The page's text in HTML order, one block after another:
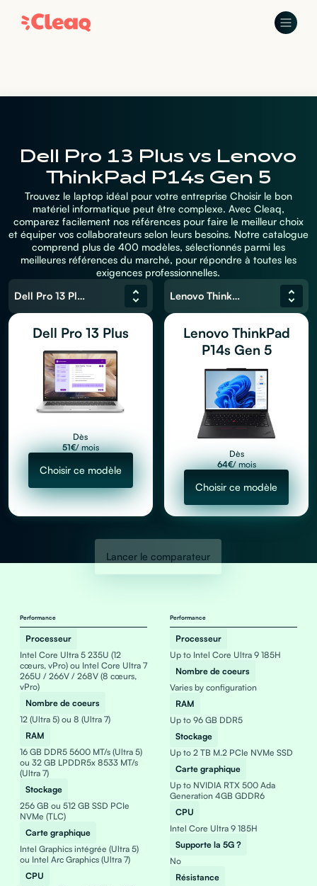
Dell Pro 13 Plus vs Lenovo
ThinkPad P14s Gen 5
Trouvez le laptop idéal pour votre entreprise Choisir le bon
matériel informatique peut être complexe. Avec Cleaq,
comparez facilement nos références pour faire le meilleur choix
et équiper vos collaborateurs selon leurs besoins. Notre catalogue
comprend plus de 400 modèles, sélectionnés parmi les
meilleures références du marché, pour répondre à toutes les
exigences professionnelles.
Dell Pro 13 Plus
Dell Pro 13 Plus
Dès
51€/ mois
Choisir ce modèle
Lancer le comparateur
Lenovo ThinkPad P14s Gen 5
Lenovo ThinkPad
P14s Gen 5
Dès
64€/ mois
Choisir ce modèle
Performance
Processeur
Intel Core Ultra 5 235U (12
cœurs, vPro) ou Intel Core Ultra 7
265U / 266V / 268V (8 cœurs,
vPro)
Nombre de coeurs
12 (Ultra 5) ou 8 (Ultra 7)
RAM
16 GB DDR5 5600 MT/s (Ultra 5)
ou 32 GB LPDDR5x 8533 MT/s
(Ultra 7)
Stockage
256 GB ou 512 GB SSD PCIe
NVMe (TLC)
Carte graphique
Intel Graphics intégrée (Ultra 5)
ou Intel Arc Graphics (Ultra 7)
CPU
Performance
Processeur
Up to Intel Core Ultra 9 185H
Nombre de coeurs
Varies by configuration
RAM
Up to 96 GB DDR5
Stockage
Up to 2 TB M.2 PCIe NVMe SSD
Carte graphique
Up to NVIDIA RTX 500 Ada
Generation 4GB GDDR6
CPU
Intel Core Ultra 9 185H
Supporte la 5G ?
No
Résistance